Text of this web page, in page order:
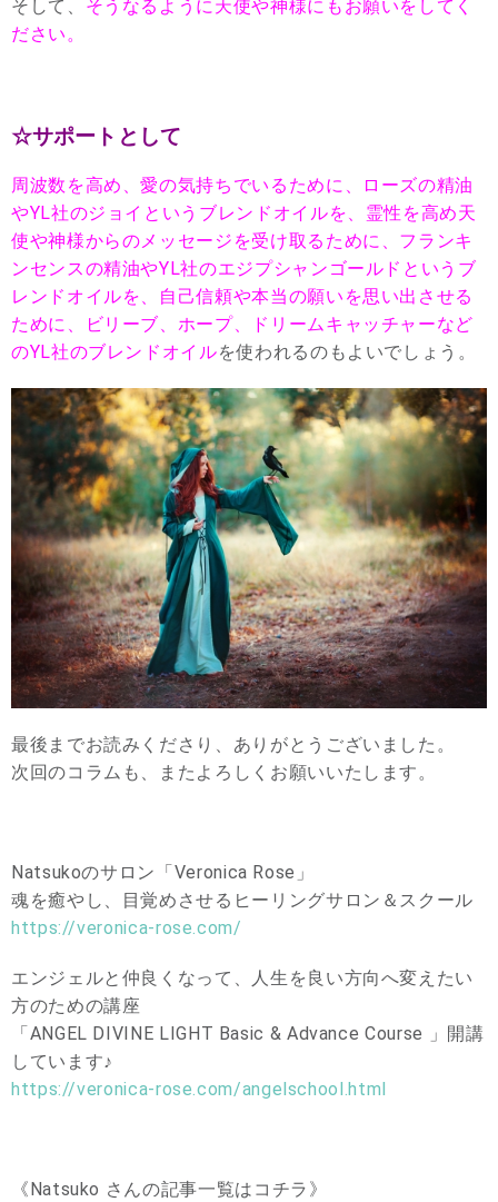
そして、 そうなるように天使や神様にもお願いをしてく
ださい。
☆サポートとして
周波数を高め、愛の気持ちでいるために、ローズの精油
やYL社のジョイというブレンドオイルを、霊性を高め天
使や神様からのメッセージを受け取るために、フランキ
ンセンスの精油やYL社のエジプシャンゴールドというブ
レンドオイルを、自己信頼や本当の願いを思い出させる
ために、ビリーブ、ホープ、ドリームキャッチャーなど
のYL社のブレンドオイルを使われるのもよいでしょう。
最後までお読みくださり、ありがとうございました。
次回のコラムも、またよろしくお願いいたします。
Natsukoのサロン「Veronica Rose」
魂を癒やし、目覚めさせるヒーリングサロン＆スクール
https://veronica-rose.com/
エンジェルと仲良くなって、人生を良い方向へ変えたい
方のための講座
「ANGEL DIVINE LIGHT Basic & Advance Course 」開講
しています♪
https://veronica-rose.com/angelschool.html
《Natsuko さんの記事一覧はコチラ》